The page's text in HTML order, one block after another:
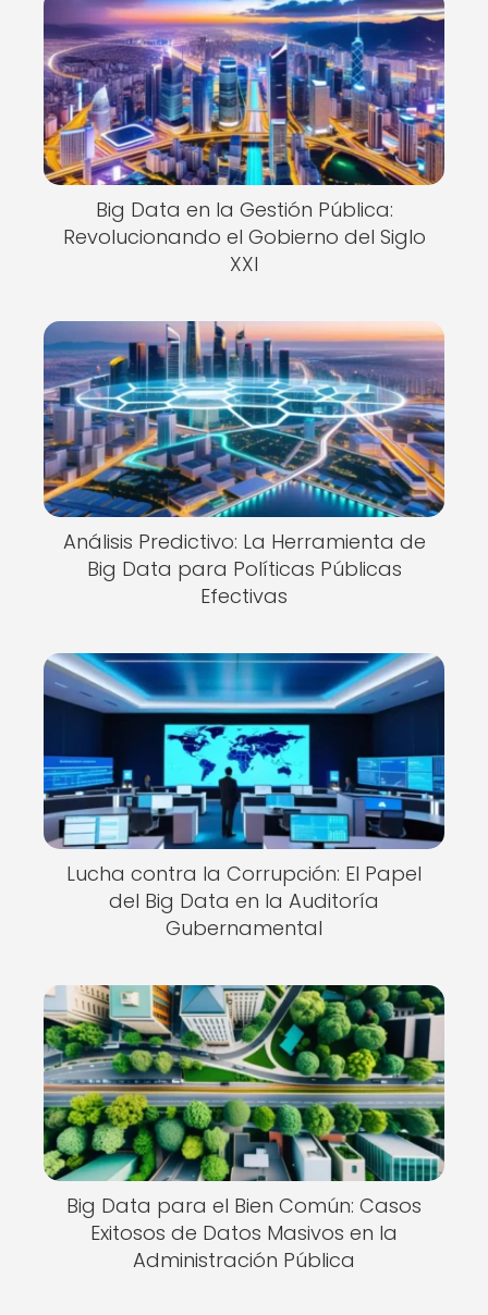
Big Data en la Gestión Pública:
Revolucionando el Gobierno del Siglo
XXI
Análisis Predictivo: La Herramienta de
Big Data para Políticas Públicas
Efectivas
Lucha contra la Corrupción: El Papel
del Big Data en la Auditoría
Gubernamental
Big Data para el Bien Común: Casos
Exitosos de Datos Masivos en la
Administración Pública